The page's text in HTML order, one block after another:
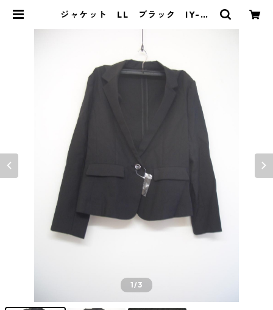
ジャケット LL ブラック IY-45
1/3